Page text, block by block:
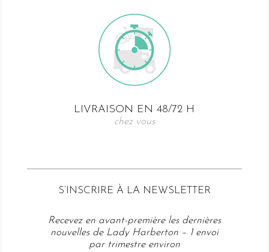
LIVRAISON EN 48/72 H
chez vous
S’ INSCRIRE À LA NEWSLETTER
Recevez en avant-première les dernières
nouvelles de Lady Harberton – 1 envoi
par trimestre environ